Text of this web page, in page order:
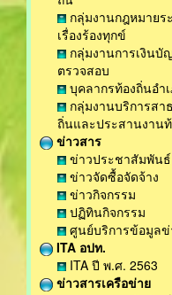
กลุ่มงานกฎหมายร
เรื่องร้องทุกข์
กลุ่มงานการเงินบั
ตรวจสอบ
บุคลากรท้องถิ่นอำ
กลุ่มงานบริการสา
ถิ่นและประสานงาน
ข่าวสาร
ข่าวประชาสัมพันธ์
ข่าวจัดซื้อจัดจ้าง
ข่าวกิจกรรม
ปฏิทินกิจกรรม
ศูนย์บริการข้อมูลข่
ITA อปท.
ITA ปี พ.ศ. 2563
ข่าวสารเครือข่าย